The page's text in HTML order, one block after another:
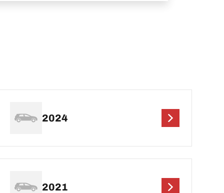
2024
2021